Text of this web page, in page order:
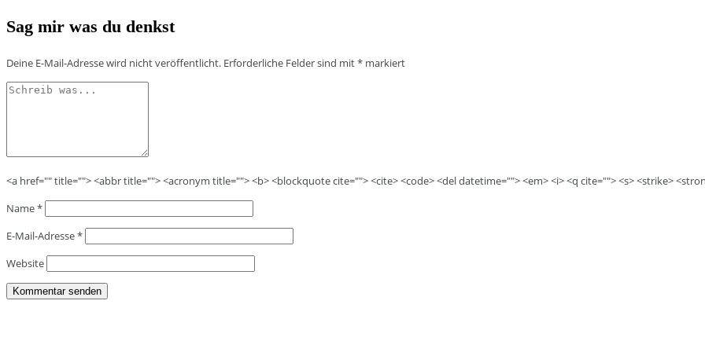
Sag mir was du denkst
Deine E-Mail-Adresse wird nicht veröffentlicht. Erforderliche Felder sind mit* markiert
<a href="" title=""> <abbr title=""> <acronym title=""> <b> <blockquote cite=""> <cite> <code> <del datetime=""> <em> <i> <q cite=""> <s> <strike>
Name*
E-Mail-Adresse*
Website